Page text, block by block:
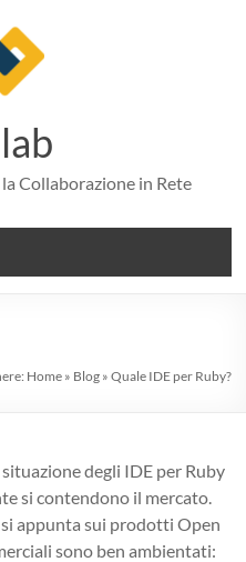
Collaborazione in Rete
Home» Blog» Quale IDE per Ruby?
degli IDE per Ruby
si contendono il mercato.
appunta sui prodotti Open
sono ben ambientati: